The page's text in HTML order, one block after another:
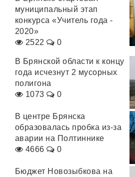
муниципальный этап
конкурса «Учитель года -
2020»
2522
0
В Брянской области к концу
года исчезнут 2 мусорных
полигона
1073
0
В центре Брянска
образовалась пробка из-за
аварии на Полтиннике
4666
0
Бюджет Новозыбкова на